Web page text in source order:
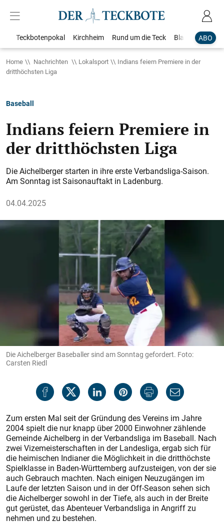
ABO
Teckbotenpokal Kirchheim Rund um die Teck Blaulicht
Home Nachrichten Lokalsport
Indians feiern Premiere in der
dritthöchsten Liga
Baseball
Indians feiern Premiere in
der dritthöchsten Liga
Die Aichelberger starten in ihre erste Verbandsliga-Saison.
Am Sonntag ist Saisonauftakt in Ladenburg.
04.04.2025
Die Aichelberger Baseballer sind am Sonntag gefordert. Foto:
Carsten Riedl
Zum ersten Mal seit der Gründung des Vereins im Jahre
2004 spielt die nur knapp über 2000 Einwohner zählende
Gemeinde Aichelberg in der Verbandsliga im Baseball. Nach
zwei Vizemeisterschaften in der Landesliga, ergab sich für
die heimischen Indianer die Möglichkeit in die dritthöchste
Spielklasse in Baden-Württemberg aufzusteigen, von der sie
auch Gebrauch machten. Nach einigen Neuzugängen im
Laufe der letzten Saison und in der Off-Season sehen sich
die Aichelberger sowohl in der Tiefe, als auch in der Breite
gut gerüstet, das Abenteuer Verbandsliga in Angriff zu
nehmen und zu bestehen.